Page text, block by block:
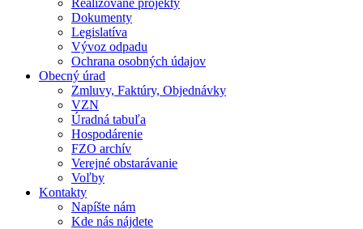
Realizované projekty
Dokumenty
Legislatíva
Vývoz odpadu
Ochrana osobných údajov
Obecný úrad
Zmluvy, Faktúry, Objednávky
VZN
Úradná tabuľa
Hospodárenie
FZO archív
Verejné obstarávanie
Voľby
Kontakty
Napíšte nám
Kde nás nájdete